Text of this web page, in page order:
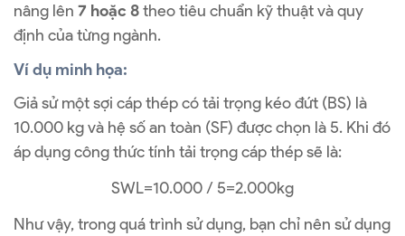
nâng lên 7 hoặc 8theo tiêu chuẩn kỹ thuật và quy
định của từng ngành.
Ví dụ minh họa:
Giả sử một sợi cáp thép có tải trọng kéo đứt (BS) là
10.000 kg và hệ số an toàn (SF) được chọn là 5. Khi đó
áp dụng công thức tính tải trọng cáp thép sẽ là:
SWL=10.000 / 5=2.000kg
Như vậy, trong quá trình sử dụng, bạn chỉ nên sử dụng